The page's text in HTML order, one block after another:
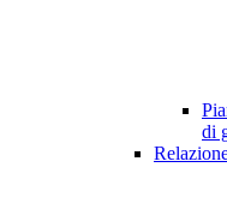
di